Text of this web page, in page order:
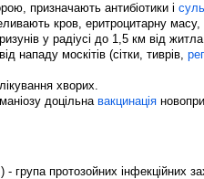
призначають антибіотики і
кров, еритроцитарну масу,
у радіусі до 1,5 км від
нападу москітів (сітки, тиврів,
хворих.
доцільна вакцинація
група протозойних інфекційних